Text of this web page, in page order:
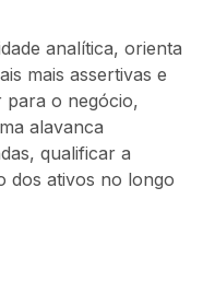
analítica, orienta
mais assertivas e
o negócio,
alavanca
qualificar a
dos ativos no longo